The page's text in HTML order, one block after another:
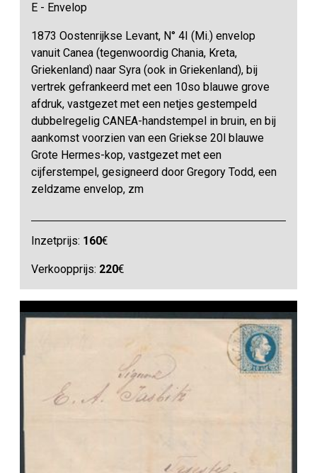
E - Envelop
1873 Oostenrijkse Levant, N° 4I (Mi.) envelop
vanuit Canea (tegenwoordig Chania, Kreta,
Griekenland) naar Syra (ook in Griekenland), bij
vertrek gefrankeerd met een 10so blauwe grove
afdruk, vastgezet met een netjes gestempeld
dubbelregelig CANEA-handstempel in bruin, en bij
aankomst voorzien van een Griekse 20l blauwe
Grote Hermes-kop, vastgezet met een
cijferstempel, gesigneerd door Gregory Todd, een
zeldzame envelop, zm
Inzetprijs: 160€
Verkoopprijs: 220€